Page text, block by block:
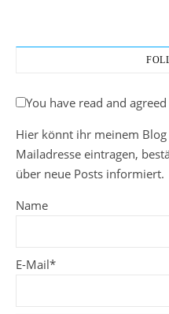
You have read and
Hier könnt ihr meinem
Mailadresse eintragen,
über neue Posts informiert.
Name
E-Mail*